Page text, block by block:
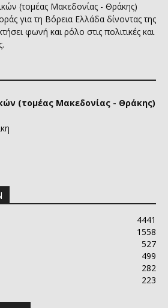
(τομέας Μακεδονίας - Θράκης)
για τη Βόρεια Ελλάδα δίνοντας της
φωνή και ρόλο στις πολιτικές και
(τομέας Μακεδονίας - Θράκης)
4441
1558
527
499
282
223